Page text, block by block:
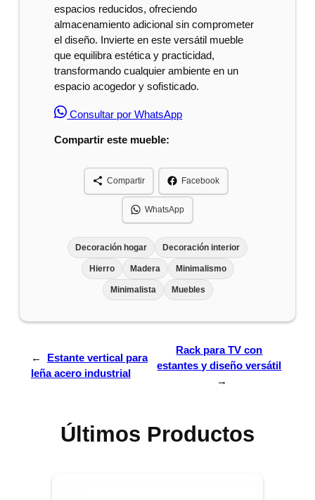
espacios reducidos, ofreciendo
almacenamiento adicional sin comprometer
el diseño. Invierte en este versátil mueble
que equilibra estética y practicidad,
transformando cualquier ambiente en un
espacio acogedor y sofisticado.
Consultar por WhatsApp
Compartir este mueble:
Compartir Facebook
WhatsApp
Decoración hogar Decoración interior
Hierro Madera Minimalismo
Minimalista Muebles
←
Estante vertical para
leña acero industrial
Rack para TV con
estantes y diseño versátil
→
Últimos Productos